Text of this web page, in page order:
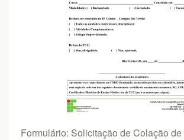
Formulário: Solicitação de Colação de